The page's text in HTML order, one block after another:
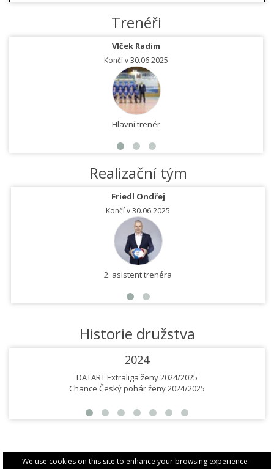
We use cookies on this site to enhance your browsing experience -
Trenéři
Vlček Radim
Končí v 30.06.2025
Hlavní trenér
Realizační tým
Friedl Ondřej
Končí v 30.06.2025
2. asistent trenéra
Historie družstva
2024
DATART Extraliga ženy 2024/2025
Chance Český pohár ženy 2024/2025